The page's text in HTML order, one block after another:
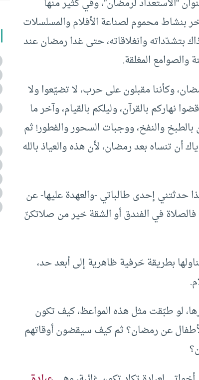
“الاستعداد لرمضان”، وفي كثير منها
بنشاط محموم لصناعة الأفلام والمسلسلات
بتشدّداته وانغلاقاته، حتى غدا رمضان عند
والصوامع المغلقة.
وكأننا مقبلون على حرب، لا تضيّعوا ولا
نهاركم بالقرآن، وليلكم بالقيام، وآخر ما
والنفخ، ووجبات السحور والفطور! ثم
أن تنساه بعد رمضان، لأن هذه والعياذ بالله
حدثتني إحدى طالباتي -والعهدة عليها- عن
في الفندق أو الشقة خير من صلاتكنّ
بطريقة حَرفية ظاهرية إلى أبعد حد،
لو طبّقت مثل هذه المواعظ، كيف تكون
عن رمضان؟ ثم كيف سيقضون أوقاتهم